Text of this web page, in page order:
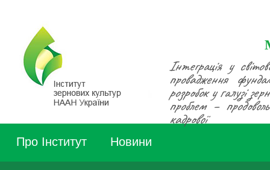
Інтеграція у
провадження
розробок у галузі
проблем –
кадрової
Про Інститут Новини